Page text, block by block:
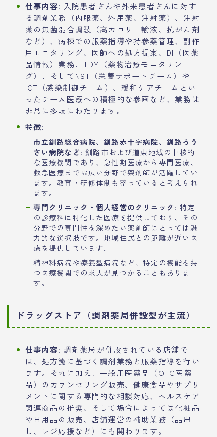
仕事内容: 入院患者さんや外来患者さんに対す
る調剤業務（内服薬、外用薬、注射薬）、注射
薬の無菌混合調製（高カロリー輸液、抗がん剤
など）、病棟での服薬指導や持参薬管理、副作
用モニタリング、医師への処方提案、DI（医薬
品情報）業務、TDM（薬物治療モニタリン
グ）、そしてNST（栄養サポートチーム）や
ICT（感染制御チーム）、緩和ケアチームとい
ったチーム医療への積極的な参画など、業務は
非常に多岐にわたります。
特徴:
市立釧路総合病院、釧路赤十字病院、釧路ろう
さい病院など: 釧路市および道東地域の中核的
な医療機関であり、急性期医療から専門医療、
救急医療まで幅広い分野で薬剤師が活躍してい
ます。教育・研修体制も整っていると考えられ
ます。
専門クリニック・個人経営のクリニック: 特定
の診療科に特化した医療を提供しており、その
分野での専門性を深めたい薬剤師にとっては魅
力的な選択肢です。地域住民との距離が近い医
療を提供しています。
精神科病院や療養型病院など、特定の機能を持
つ医療機関での求人が見つかることもありま
す。
ドラッグストア（調剤薬局併設型が主流）
仕事内容: 調剤薬局が併設されている店舗で
は、処方箋に基づく調剤業務と服薬指導を行い
ます。それに加え、一般用医薬品（OTC医薬
品）のカウンセリング販売、健康食品やサプリ
メントに関する専門的な相談対応、ヘルスケア
関連商品の推奨、そして場合によっては化粧品
や日用品の販売、店舗運営の補助業務（品出
し、レジ応援など）にも関わります。